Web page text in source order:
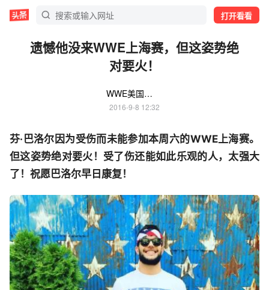
打开看看
遗憾他没来WWE上海赛，但这姿势绝
对要火！
WWE美国职业摔角联盟
2016-9-8 12:32
芬·巴洛尔因为受伤而未能参加本周六的WWE上海赛。
但这姿势绝对要火！受了伤还能如此乐观的人，太强大
了！祝愿巴洛尔早日康复！